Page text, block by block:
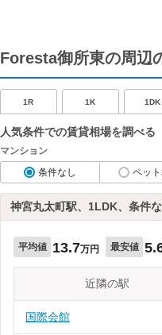
Foresta御所東の周辺
1R 1K 1DK
人気条件での賃貸相場を調べる
マンション
条件なし
ペッ
神宮丸太町駅、1LDK、条件
平均値 13.7万円 最安値
近隣の駅
国際会館